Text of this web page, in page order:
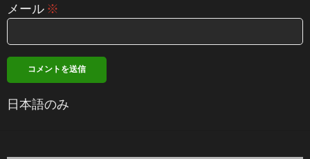
メール ※
日本語のみ